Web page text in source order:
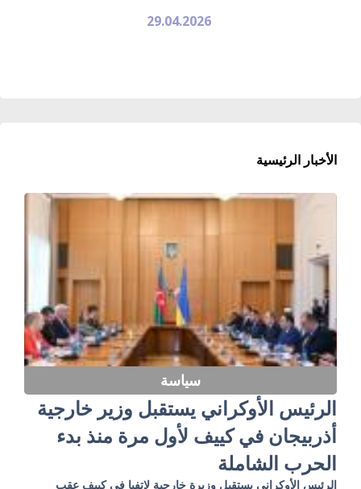
29.04.2026
الأخبار الرئيسية
سياسة
الرئيس الأوكراني يستقبل وزير خارجية
أذربيجان في كييف لأول مرة منذ بدء
الحرب الشاملة
الرئيس الأوكراني يستقبل وزيرة خارجية لاتفيا في كييف عقب